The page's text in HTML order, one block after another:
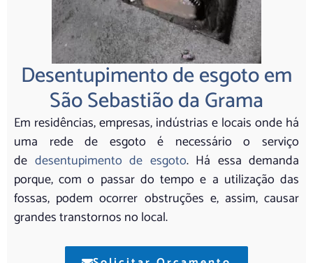
Desentupimento de esgoto em
São Sebastião da Grama
Em residências, empresas, indústrias e locais onde há
uma rede de esgoto é necessário o serviço
de desentupimento de esgoto. Há essa demanda
porque, com o passar do tempo e a utilização das
fossas, podem ocorrer obstruções e, assim, causar
grandes transtornos no local.